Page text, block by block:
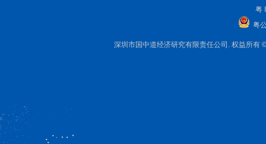
粤
粤
深圳市国中道经济研究有限责任公司. 权益所